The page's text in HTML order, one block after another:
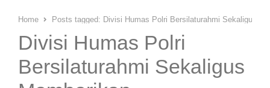
Home Posts tagged: Divisi Humas Polri Bersilaturahmi Sekaligus
Divisi Humas Polri
Bersilaturahmi Sekaligus